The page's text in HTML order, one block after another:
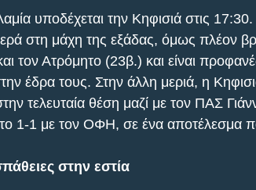
υποδέχεται την Κηφισιά στις 17:30.
στη μάχη της εξάδας, όμως πλέον
τον Ατρόμητο (23β.) και είναι
έδρα τους. Στην άλλη μεριά, η
τελευταία θέση μαζί με τον ΠΑΣ
1-1 με τον ΟΦΗ, σε ένα αποτέλεσμα
στην εστία